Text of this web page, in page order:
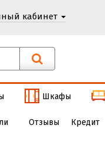
кабинет
Шкафы
Отзывы Кредит